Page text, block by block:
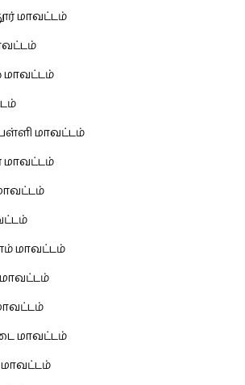
மாவட்டம்
மாவட்டம்
மாவட்டம்
மாவட்டம்
மாவட்டம்
மாவட்டம்
மாவட்டம்